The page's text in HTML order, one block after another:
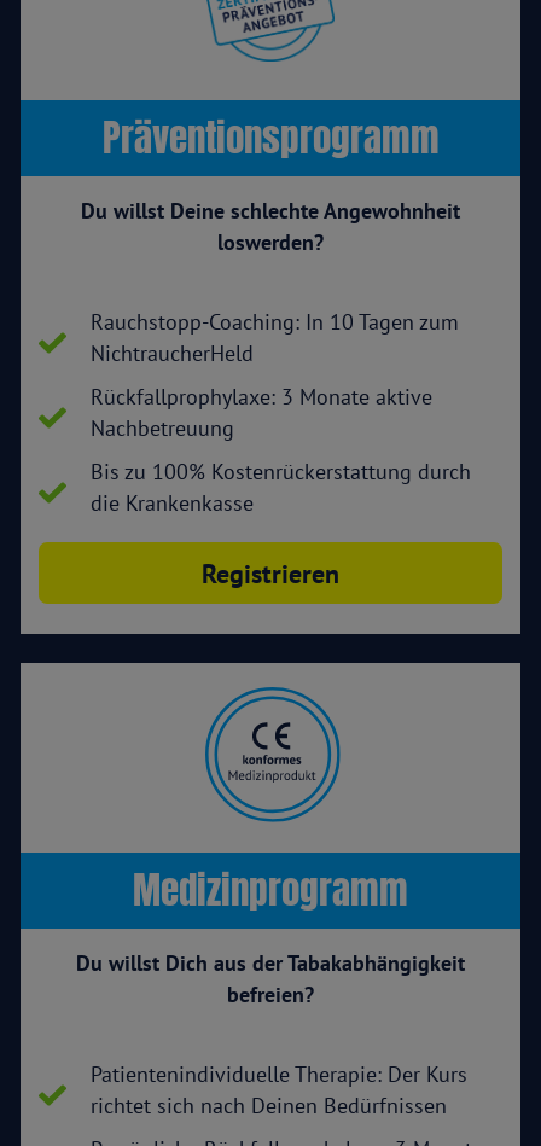
Präventionsprogramm
Du willst Deine schlechte Angewohnheit
loswerden?
Rauchstopp-Coaching: In 10 Tagen zum
NichtraucherHeld
Rückfallprophylaxe: 3 Monate aktive
Nachbetreuung
Bis zu 100% Kostenrückerstattung durch
die Krankenkasse
Medizinprogramm
Du willst Dich aus der Tabakabhängigkeit
befreien?
Patientenindividuelle Therapie: Der Kurs
richtet sich nach Deinen Bedürfnissen